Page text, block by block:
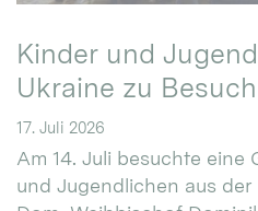
Kinder und
Ukraine zu
17. Juli 2026
Am 14. Juli besuchte eine
und Jugendlichen aus